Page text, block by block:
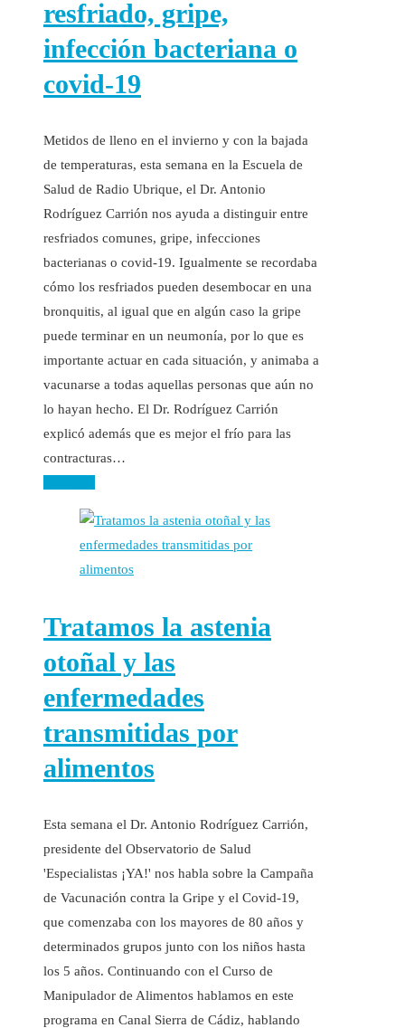
resfriado, gripe,
infección bacteriana o
covid-19
Metidos de lleno en el invierno y con la bajada
de temperaturas, esta semana en la Escuela de
Salud de Radio Ubrique, el Dr. Antonio
Rodríguez Carrión nos ayuda a distinguir entre
resfriados comunes, gripe, infecciones
bacterianas o covid-19. Igualmente se recordaba
cómo los resfriados pueden desembocar en una
bronquitis, al igual que en algún caso la gripe
puede terminar en un neumonía, por lo que es
importante actuar en cada situación, y animaba a
vacunarse a todas aquellas personas que aún no
lo hayan hecho. El Dr. Rodríguez Carrión
explicó además que es mejor el frío para las
contracturas…
Tratamos la astenia
otoñal y las
enfermedades
transmitidas por
alimentos
Esta semana el Dr. Antonio Rodríguez Carrión,
presidente del Observatorio de Salud
'Especialistas ¡YA!' nos habla sobre la Campaña
de Vacunación contra la Gripe y el Covid-19,
que comenzaba con los mayores de 80 años y
determinados grupos junto con los niños hasta
los 5 años. Continuando con el Curso de
Manipulador de Alimentos hablamos en este
programa en Canal Sierra de Cádiz, hablando